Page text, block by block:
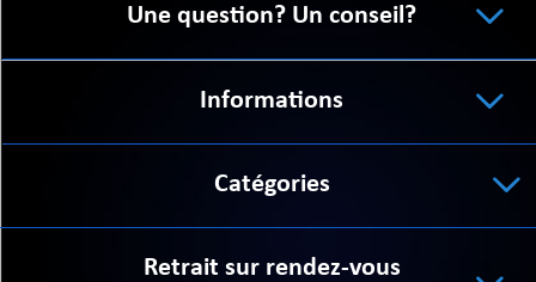
Une question? Un conseil?
Informations
Catégories
Retrait sur rendez-vous